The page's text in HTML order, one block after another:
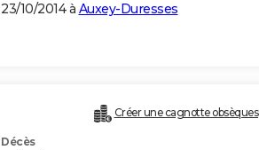
23/10/2014 à Auxey-Duresses
Créer une cagnotte obsèques
Décès